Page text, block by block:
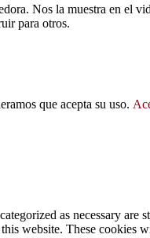
Nos la muestra en el
para otros.
que acepta su uso.
as necessary are
website. These